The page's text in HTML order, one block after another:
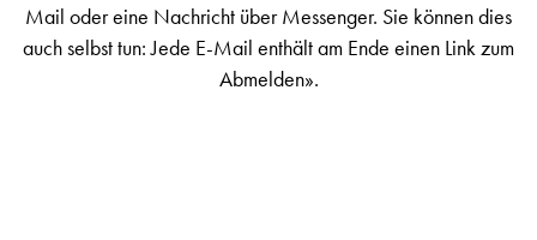
Mail oder eine Nachricht über Messenger. Sie können dies
auch selbst tun: Jede E-Mail enthält am Ende einen Link zum
Abmelden».